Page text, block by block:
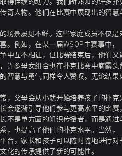
得佳绩的动力。我们所熟知的许多扑
奇人物。他们在比赛中展现出的智慧
场景屡见不鲜。这些家庭成员不仅是
。例如，在某一届WSOP主赛事中，
互不相让，但比赛结束后，他们又
许多母女组合也在扑克比赛中崭露头
慧与勇气同样令人赞叹。无论结果
，父母会从小就开始培养孩子的扑克
逐渐引导他们参与更高水平的比赛
是单方面的知识传授者，而是通过
，也提高了他们的扑克水平。当然，
，家长和孩子可以随时随地进行对
化的传承提供了新的可能性。